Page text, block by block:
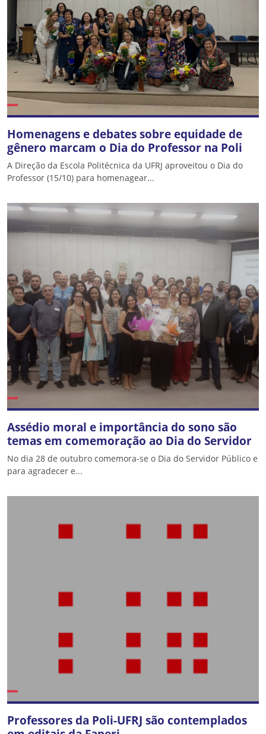
Homenagens e debates sobre equidade de
gênero marcam o Dia do Professor na Poli
A Direção da Escola Politécnica da UFRJ aproveitou o Dia do
Professor (15/10) para homenagear...
Assédio moral e importância do sono são
temas em comemoração ao Dia do Servidor
No dia 28 de outubro comemora-se o Dia do Servidor Público e
para agradecer e...
Professores da Poli-UFRJ são contemplados